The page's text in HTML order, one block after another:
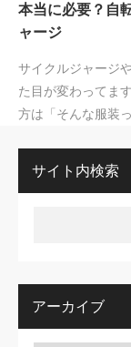
本当に必要？自
ャージ
サイクルジャージ
た目が変わってま
方は「そんな服装
サイト内検索
アーカイブ